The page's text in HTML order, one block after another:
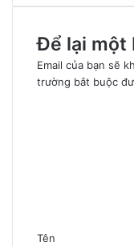
Để lại một
Email của bạn sẽ
trường bắt buộc
*
Tên